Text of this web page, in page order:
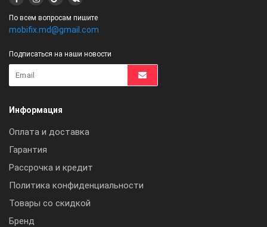
По всем вопросам пишите
mobifix.md@gmail.com
Подписаться на наши новости
Информация
Оплата и доставка
Гарантия
Рассрочка и кредит
Политика конфиденциальности
Товары со скидкой
Бренд